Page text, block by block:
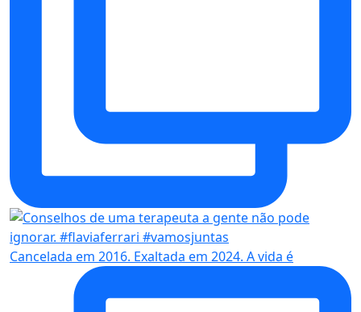
Cancelada em 2016. Exaltada em 2024. A vida é